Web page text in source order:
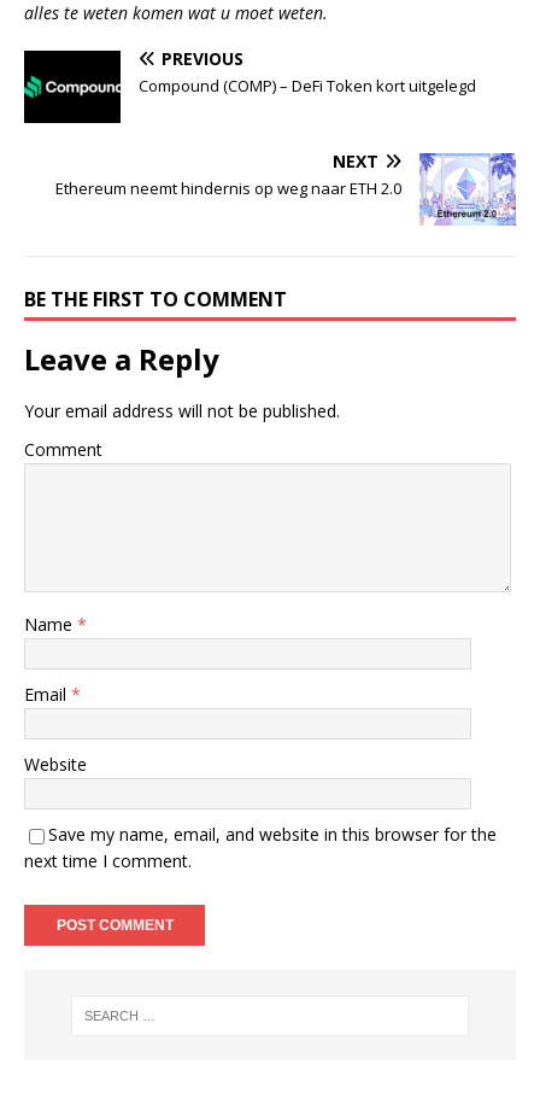
alles te weten komen wat u moet weten.
PREVIOUS
Compound (COMP) – DeFi Token kort uitgelegd
NEXT
Ethereum neemt hindernis op weg naar ETH 2.0
BE THE FIRST TO COMMENT
Leave a Reply
Your email address will not be published.
Comment
Name *
Email *
Website
Save my name, email, and website in this browser for the
next time I comment.